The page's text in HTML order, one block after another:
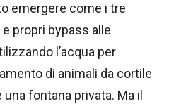
emergere come i tre
propri bypass alle
l’acqua per
di animali da cortile
fontana privata. Ma il